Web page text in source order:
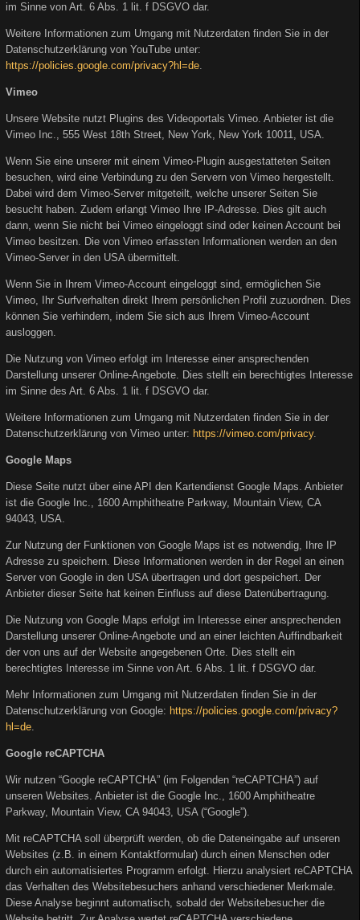
im Sinne von Art. 6 Abs. 1 lit. f DSGVO dar.
Weitere Informationen zum Umgang mit Nutzerdaten finden Sie in der
Datenschutzerklärung von YouTube unter:
https://policies.google.com/privacy?hl=de
Vimeo
Unsere Website nutzt Plugins des Videoportals Vimeo. Anbieter ist die
Vimeo Inc., 555 West 18th Street, New York, New York 10011, USA.
Wenn Sie eine unserer mit einem Vimeo-Plugin ausgestatteten Seiten
besuchen, wird eine Verbindung zu den Servern von Vimeo hergestellt.
Dabei wird dem Vimeo-Server mitgeteilt, welche unserer Seiten Sie
besucht haben. Zudem erlangt Vimeo Ihre IP-Adresse. Dies gilt auch
dann, wenn Sie nicht bei Vimeo eingeloggt sind oder keinen Account bei
Vimeo besitzen. Die von Vimeo erfassten Informationen werden an den
Vimeo-Server in den USA übermittelt.
Wenn Sie in Ihrem Vimeo-Account eingeloggt sind, ermöglichen Sie
Vimeo, Ihr Surfverhalten direkt Ihrem persönlichen Profil zuzuordnen. Dies
können Sie verhindern, indem Sie sich aus Ihrem Vimeo-Account
ausloggen.
Die Nutzung von Vimeo erfolgt im Interesse einer ansprechenden
Darstellung unserer Online-Angebote. Dies stellt ein berechtigtes Interesse
im Sinne des Art. 6 Abs. 1 lit. f DSGVO dar.
Weitere Informationen zum Umgang mit Nutzerdaten finden Sie in der
Datenschutzerklärung von Vimeo unter: https://vimeo.com/privacy.
Google Maps
Diese Seite nutzt über eine API den Kartendienst Google Maps. Anbieter
ist die Google Inc., 1600 Amphitheatre Parkway, Mountain View, CA
94043, USA.
Zur Nutzung der Funktionen von Google Maps ist es notwendig, Ihre IP
Adresse zu speichern. Diese Informationen werden in der Regel an einen
Server von Google in den USA übertragen und dort gespeichert. Der
Anbieter dieser Seite hat keinen Einfluss auf diese Datenübertragung.
Die Nutzung von Google Maps erfolgt im Interesse einer ansprechenden
Darstellung unserer Online-Angebote und an einer leichten Auffindbarkeit
der von uns auf der Website angegebenen Orte. Dies stellt ein
berechtigtes Interesse im Sinne von Art. 6 Abs. 1 lit. f DSGVO dar.
Mehr Informationen zum Umgang mit Nutzerdaten finden Sie in der
Datenschutzerklärung von Google: https://policies.google.com/privacy?
hl=de
Google reCAPTCHA
Wir nutzen “Google reCAPTCHA” (im Folgenden “reCAPTCHA”) auf
unseren Websites. Anbieter ist die Google Inc., 1600 Amphitheatre
Parkway, Mountain View, CA 94043, USA (“Google”).
Mit reCAPTCHA soll überprüft werden, ob die Dateneingabe auf unseren
Websites (z.B. in einem Kontaktformular) durch einen Menschen oder
durch ein automatisiertes Programm erfolgt. Hierzu analysiert reCAPTCHA
das Verhalten des Websitebesuchers anhand verschiedener Merkmale.
Diese Analyse beginnt automatisch, sobald der Websitebesucher die